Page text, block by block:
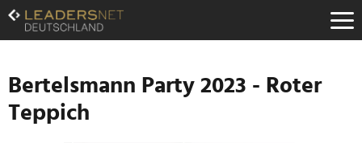
Zum
Inhalt
Zur
Navigation
Zur
Hauptnavigation
Bertelsmann Party 2023 - Roter
Teppich